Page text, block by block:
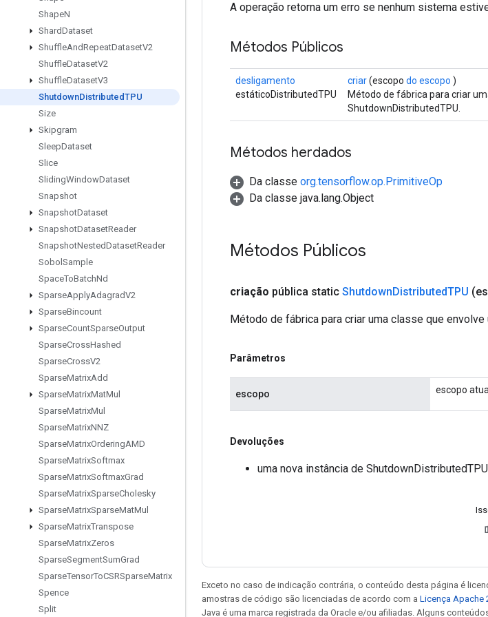
ShapeN
ShardDataset
ShuffleAndRepeatDatasetV2
ShuffleDatasetV2
ShuffleDatasetV3
ShutdownDistributedTPU
Size
Skipgram
SleepDataset
Slice
SlidingWindowDataset
Snapshot
SnapshotDataset
SnapshotDatasetReader
SnapshotNestedDatasetReader
Sobol Sample
SpaceToBatchNd
SparseApplyAdagradV2
SparseBincount
SparseCountSparseOutput
SparseCrossHashed
SparseCrossV2
SparseMatrixAdd
SparseMatrixMatMul
SparseMatrixMul
SparseMatrixNNZ
SparseMatrixOrderingAMD
SparseMatrixSoftmax
SparseMatrixSoftmaxGrad
SparseMatrixSparseCholesky
SparseMatrixSparseMatMul
SparseMatrixTranspose
SparseMatrixZeros
SparseSegmentSumGrad
SparseTensorToCSRSparseMatrix
Spence
Split
A operação retorna um erro se nenhum sistema
Métodos Públicos
desligamento
estáticoDistributedTPU
criar(escopo do escopo )
Método de fábrica para criar
ShutdownDistributedTPU.
Métodos herdados
Da classe org.tensorflow.op.PrimitiveOp
Da classe java.lang.Object
Métodos Públicos
criação pública static ShutdownDistributedTPU
Método de fábrica para criar uma classe que
Parâmetros
escopo escopo atual
Devoluções
uma nova instância de ShutdownDistributedTPU
Exceto no caso de indicação contrária, o conteúdo desta página é
amostras de código são licenciadas de acordo com a Licença Apache
Java é uma marca registrada da Oracle e/ou afiliadas. Alguns